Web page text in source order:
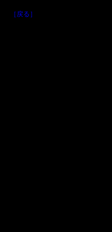
［戻る］